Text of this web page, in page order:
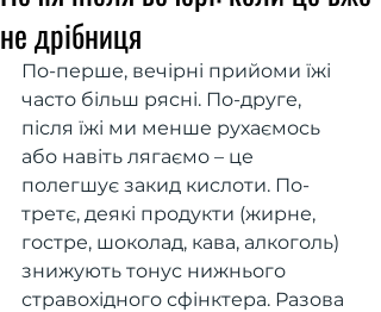
не дрібниця
По-перше, вечірні прийоми їжі
часто більш рясні. По-друге,
після їжі ми менше рухаємось
або навіть лягаємо – це
полегшує закид кислоти. По-
третє, деякі продукти (жирне,
гостре, шоколад, кава, алкоголь)
знижують тонус нижнього
стравохідного сфінктера. Разова